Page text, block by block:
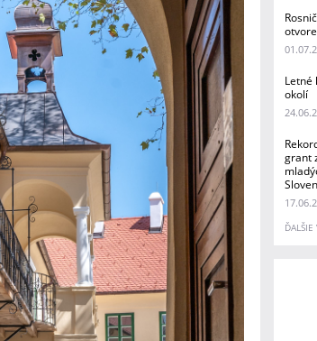
Letné
okolí
grant